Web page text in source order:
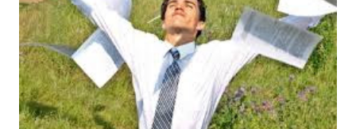
satu: bukankah ada Dia? Hati dua:...